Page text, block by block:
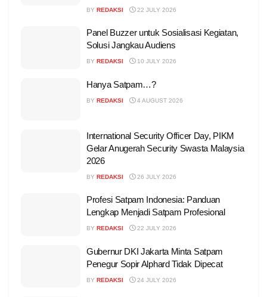
BY REDAKSI 22 JULY 2026
Panel Buzzer untuk Sosialisasi Kegiatan,
Solusi Jangkau Audiens
BY REDAKSI 10 JULY 2026
Hanya Satpam…?
BY REDAKSI 4 AUGUST 2026
International Security Officer Day, PIKM
Gelar Anugerah Security Swasta Malaysia
2026
BY REDAKSI 26 JULY 2026
Profesi Satpam Indonesia: Panduan
Lengkap Menjadi Satpam Profesional
BY REDAKSI 22 JULY 2026
Gubernur DKI Jakarta Minta Satpam
Penegur Sopir Alphard Tidak Dipecat
BY REDAKSI 24 JULY 2026